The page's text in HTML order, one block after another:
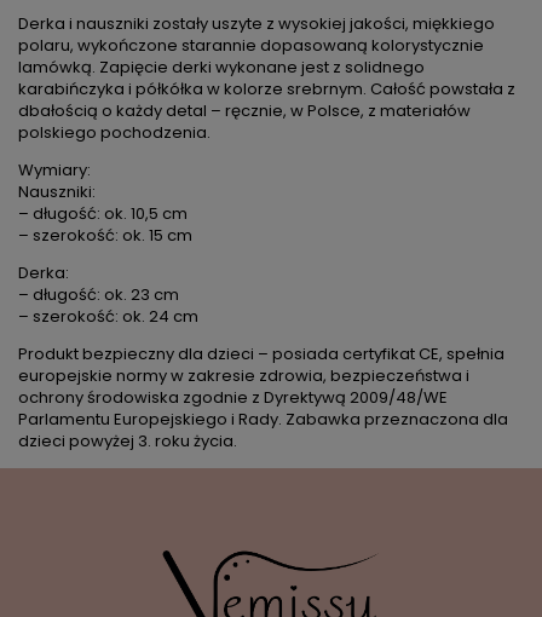
Derka i nauszniki zostały uszyte z wysokiej jakości, miękkiego
polaru, wykończone starannie dopasowaną kolorystycznie
lamówką. Zapięcie derki wykonane jest z solidnego
karabińczyka i półkółka w kolorze srebrnym. Całość powstała z
dbałością o każdy detal – ręcznie, w Polsce, z materiałów
polskiego pochodzenia.
Wymiary:
Nauszniki:
– długość: ok. 10,5 cm
– szerokość: ok. 15 cm
Derka:
– długość: ok. 23 cm
– szerokość: ok. 24 cm
Produkt bezpieczny dla dzieci – posiada certyfikat CE, spełnia
europejskie normy w zakresie zdrowia, bezpieczeństwa i
ochrony środowiska zgodnie z Dyrektywą 2009/48/WE
Parlamentu Europejskiego i Rady. Zabawka przeznaczona dla
dzieci powyżej 3. roku życia.